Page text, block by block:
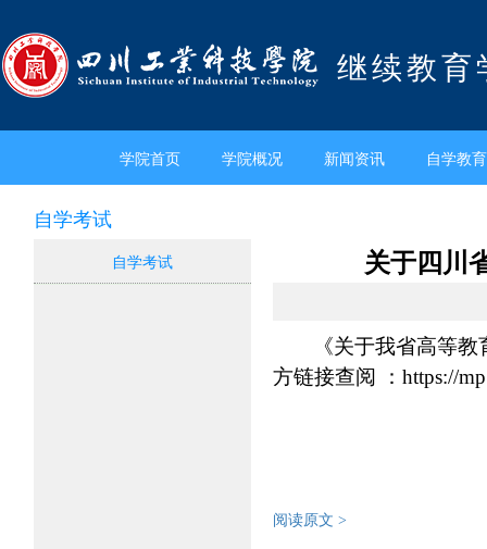
继续教育
学院首页 学院概况 新闻资讯 自学教育
自学考试
自学考试 关于四川
《关于我省高等
方链接查阅 ：https://
阅读原文 >